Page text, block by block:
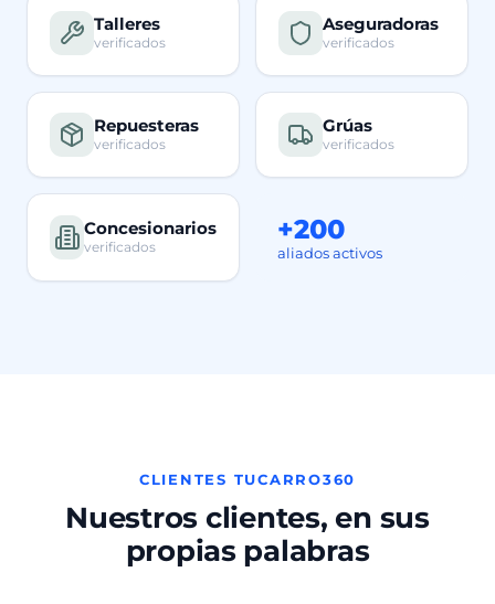
Talleres
verificados
Aseguradoras
verificados
Repuesteras
verificados
Grúas
verificados
Concesionarios
verificados
+200
aliados activos
CLIENTES TUCARRO360
Nuestros clientes, en sus
propias palabras
Camila R.